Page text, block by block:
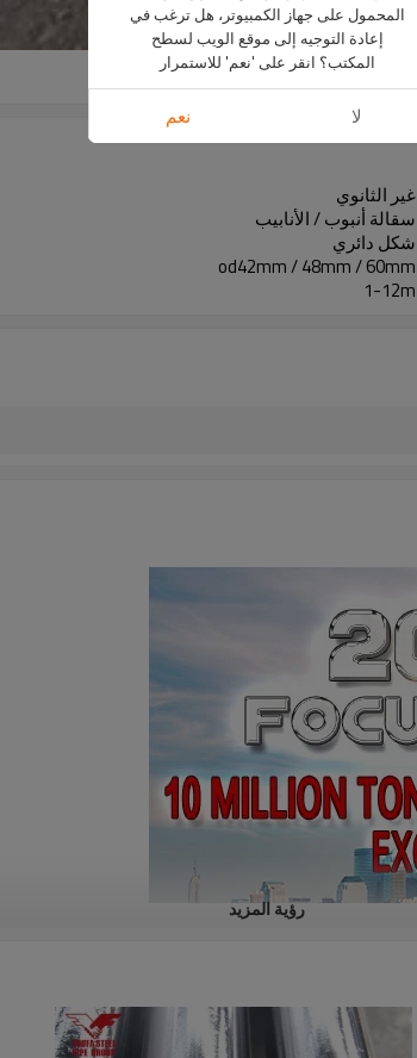
غير الثانوي
سقالة أنبوب / الأنابيب
شكل دائري
od42mm / 48mm / 60mm
1-12m
رؤية المزيد
المحمول على جهاز الكمبيوتر، هل ترغب في
إعادة التوجيه إلى موقع الويب لسطح
المكتب؟ انقر على 'نعم' للاستمرار
لا نعم